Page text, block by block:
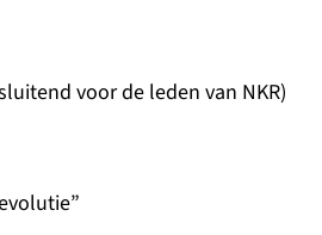
voor de leden van NKR)